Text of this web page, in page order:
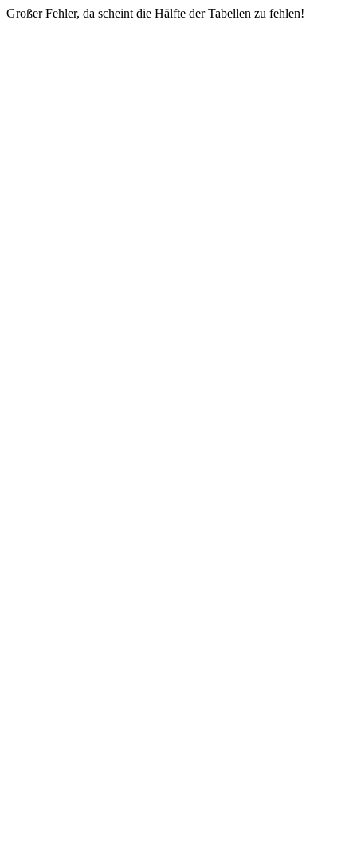
Großer Fehler, da scheint die Hälfte der Tabellen zu fehlen!